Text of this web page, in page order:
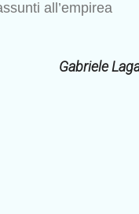
all’empirea
Gabriele